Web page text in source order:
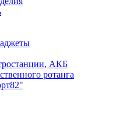
АКБ
ротанга